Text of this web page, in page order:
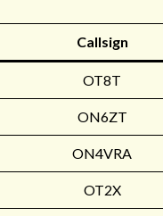
Callsign
OT8T
ON6ZT
ON4VRA
OT2X